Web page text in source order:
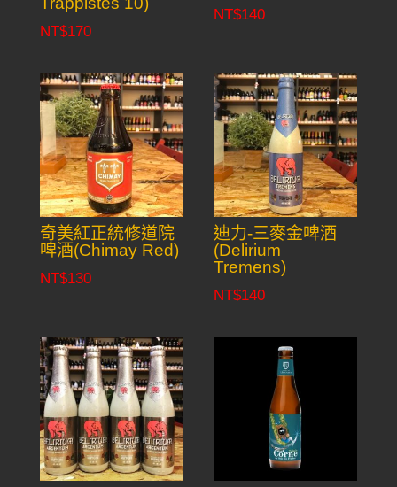
NT$170
NT$140
奇美紅正統修道院
啤酒(Chimay Red)
NT$130
迪力-三麥金啤酒
(Delirium
Tremens)
NT$140